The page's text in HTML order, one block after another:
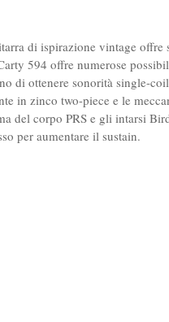
di ispirazione vintage offre
594 offre numerose
di ottenere sonorità single-
in zinco two-piece e le
del corpo PRS e gli intarsi
per aumentare il sustain.